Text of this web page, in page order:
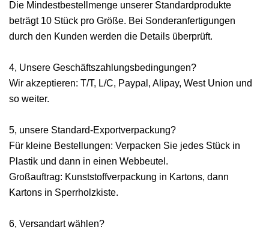
Die Mindestbestellmenge unserer Standardprodukte
beträgt 10 Stück pro Größe. Bei Sonderanfertigungen
durch den Kunden werden die Details überprüft.
4, Unsere Geschäftszahlungsbedingungen?
Wir akzeptieren: T/T, L/C, Paypal, Alipay, West Union und
so weiter.
5, unsere Standard-Exportverpackung?
Für kleine Bestellungen: Verpacken Sie jedes Stück in
Plastik und dann in einen Webbeutel.
Großauftrag: Kunststoffverpackung in Kartons, dann
Kartons in Sperrholzkiste.
6, Versandart wählen?